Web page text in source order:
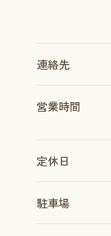
連絡先
営業時間
定休日
駐車場